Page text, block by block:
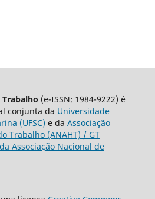
(e-ISSN: 1984-9222) é
conjunta da Universidade
(UFSC) e da Associação
Trabalho (ANAHT) / GT
Associação Nacional de